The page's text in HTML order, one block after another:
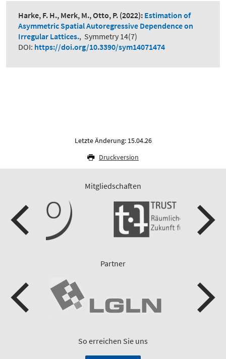
Harke, F. H., Merk, M., Otto, P. (2022): Estimation of
Asymmetric Spatial Autoregressive Dependence on
Irregular Lattices., Symmetry 14(7)
DOI: https://doi.org/10.3390/sym14071474
Letzte Änderung: 15.04.26
Druckversion
Mitgliedschaften
Partner
So erreichen Sie uns